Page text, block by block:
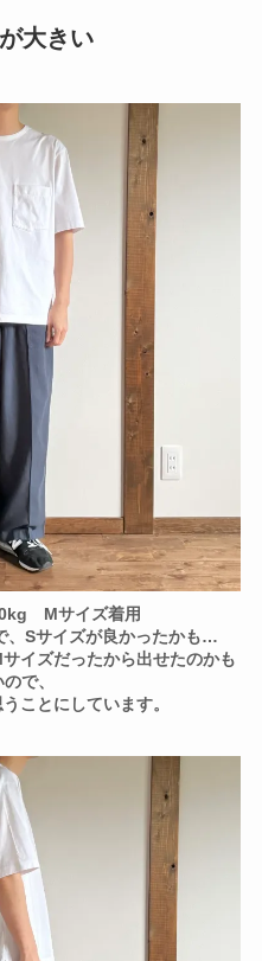
大きい
Mサイズ着用
、Sサイズが良かったかも…
イズだったから出せたのかも
で、
ことにしています。